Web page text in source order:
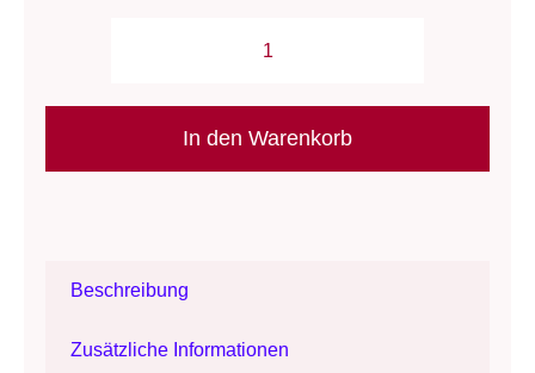
/
In den Warenkorb
Beschreibung
Zusätzliche Informationen